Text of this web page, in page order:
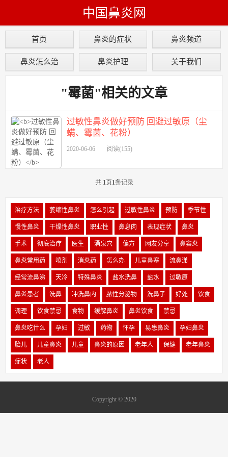
中国鼻炎网
首页 鼻炎的症状 鼻炎频道
鼻炎怎么治 鼻炎护理 关于我们
"霉菌"相关的文章
过敏性鼻炎做好预防 回避过敏原（尘
螨、霉菌、花粉）
2020-06-06 阅读(155)
共 1页1条记录
治疗方法 萎缩性鼻炎 怎么引起 过敏性鼻炎 预防 季节性
慢性鼻炎 干燥性鼻炎 职业性 鼻息肉 表现症状 鼻炎
手术 彻底治疗 医生 涌泉穴 偏方 网友分享 鼻窦炎
鼻炎常用药 喷剂 消炎药 怎么办 儿童鼻塞 流鼻涕
经常流鼻涕 天冷 特殊鼻炎 盐水洗鼻 盐水 过敏原
鼻炎患者 洗鼻 冲洗鼻内 脓性分泌物 洗鼻子 好处 饮食
调理 饮食禁忌 食物 缓解鼻炎 鼻炎饮食 禁忌
鼻炎吃什么 孕妇 过敏 药物 怀孕 易患鼻炎 孕妇鼻炎
胎儿 儿童鼻炎 儿童 鼻炎的原因 老年人 保健 老年鼻炎
症状 老人
Copyright © 2020
www.byzmz.com